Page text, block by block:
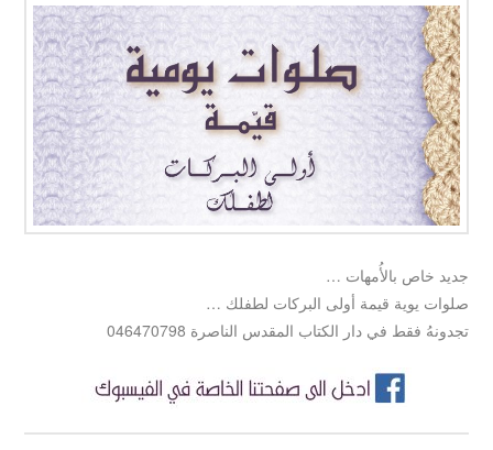
جديد خاص بالأُمهات …
صلوات يوية قيمة أولى البركات لطفلك …
تجدونهُ فقط في دار الكتاب المقدس الناصرة 046470798